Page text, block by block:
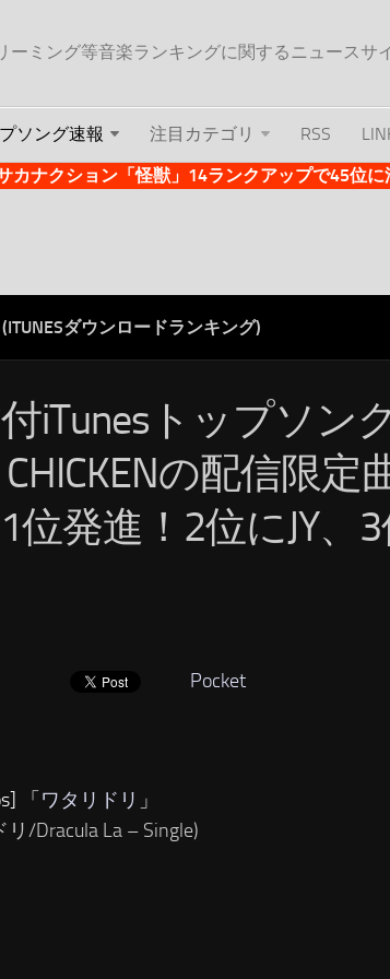
ーミング等音楽ランキングに関するニュースサ
ソング速報 注目カテゴリ RSS
カナクション「怪獣」14ランクアップで45位に
ダウンロードランキング)
iTunesトップソン
CHICKENの配信限定
位発進！2位にJY、
Pocket
「 ワタリドリ 」
/Dracula La – Single)